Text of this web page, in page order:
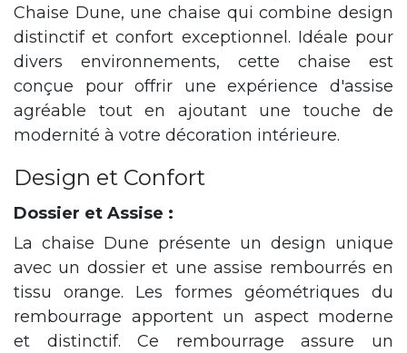
Chaise Dune, une chaise qui combine design
distinctif et confort exceptionnel. Idéale pour
divers environnements, cette chaise est
conçue pour offrir une expérience d'assise
agréable tout en ajoutant une touche de
modernité à votre décoration intérieure.
Design et Confort
Dossier et Assise :
La chaise Dune présente un design unique
avec un dossier et une assise rembourrés en
tissu orange. Les formes géométriques du
rembourrage apportent un aspect moderne
et distinctif. Ce rembourrage assure un